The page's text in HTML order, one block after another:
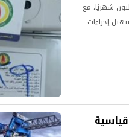
شهريًا، مع
إجراءات